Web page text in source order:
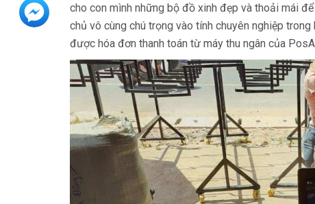
cho con mình những bộ đồ xinh đẹp và thoải mái
chủ vô cùng chú trọng vào tính chuyên nghiệp
được hóa đơn thanh toán từ máy thu ngân của